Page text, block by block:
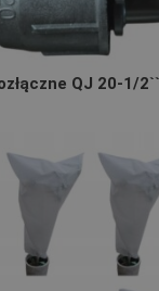
QJ 20-1/